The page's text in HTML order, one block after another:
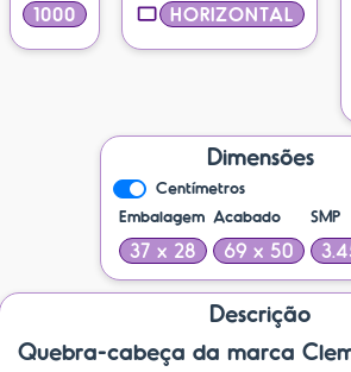
1000 HORIZONTAL
Dimensões
Centímetros
Embalagem
37 x 28
Acabado
69 x 50
SMP
Descrição
Quebra-cabeça da marca